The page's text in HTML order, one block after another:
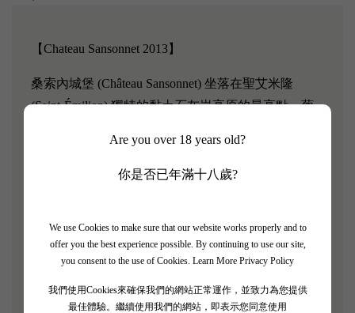
Are you over 18 years old?
你是否已年滿十八歲?
We use Cookies to make sure that our website works properly and to
offer you the best experience possible. By continuing to use our site,
you consent to the use of Cookies. Learn More Privacy Policy
我們使用Cookies來確保我們的網站正常運作，並致力為您提供
最佳體驗。繼續使用我們的網站，即表示您同意使用
【Chateau Sansonnet 2013】
桑索內城堡 (Château Sansonnet) 坐落在聖艾米隆
(Saint-Émilion) 獨特的黏土石灰岩高原的最高點。葡
地產。種植的葡萄品種比例為97%梅洛和3%品麗珠。
Chateau Sansonnet 2013 年份酒呈現深紫紅色，帶有成
感相當濃鬱，帶有大量成熟水果的味道，餘味悠長、
鹹味。
葡萄品種: